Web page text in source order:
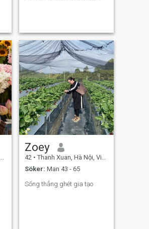
Zoey
42 • Thanh Xuan, Hà Nội, Vietnam
Söker: Man 43 - 65
Sống thẳng ghét gia tạo